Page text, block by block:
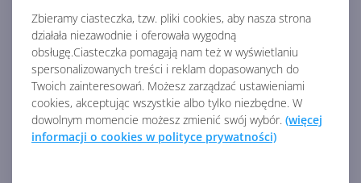
Zbieramy ciasteczka, tzw. pliki cookies, aby nasza strona
działała niezawodnie i oferowała wygodną
obsługę.Ciasteczka pomagają nam też w wyświetlaniu
spersonalizowanych treści i reklam dopasowanych do
Twoich zainteresowań. Możesz zarządzać ustawieniami
cookies, akceptując wszystkie albo tylko niezbędne. W
dowolnym momencie możesz zmienić swój wybór. (więcej
informacji o cookies w polityce prywatności)
named-lawsuit-failing-manage-company-properly-
during-ie-antitrust-probe
AKTUALNOŚCI Z KATEGORII MICROSOFT
Sądowy spór o wydatki
Microsoftu na AI. Udziałowcy